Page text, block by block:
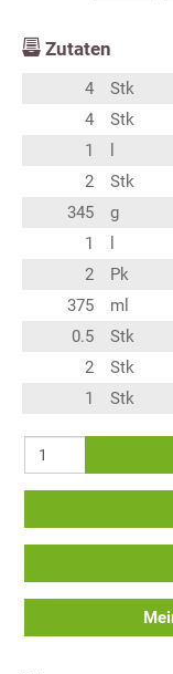
Zutaten
4 Stk
4
Stk
1
2
Stk
345
g
1
2
Pk
375
ml
0.5
Stk
2
Stk
1
Stk